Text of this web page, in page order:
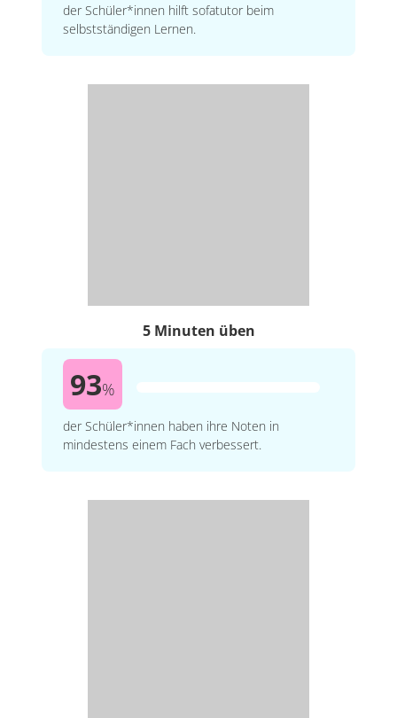
der Schüler*innen hilft sofatutor beim
selbstständigen Lernen.
5 Minuten üben
93%
der Schüler*innen haben ihre Noten in
mindestens einem Fach verbessert.